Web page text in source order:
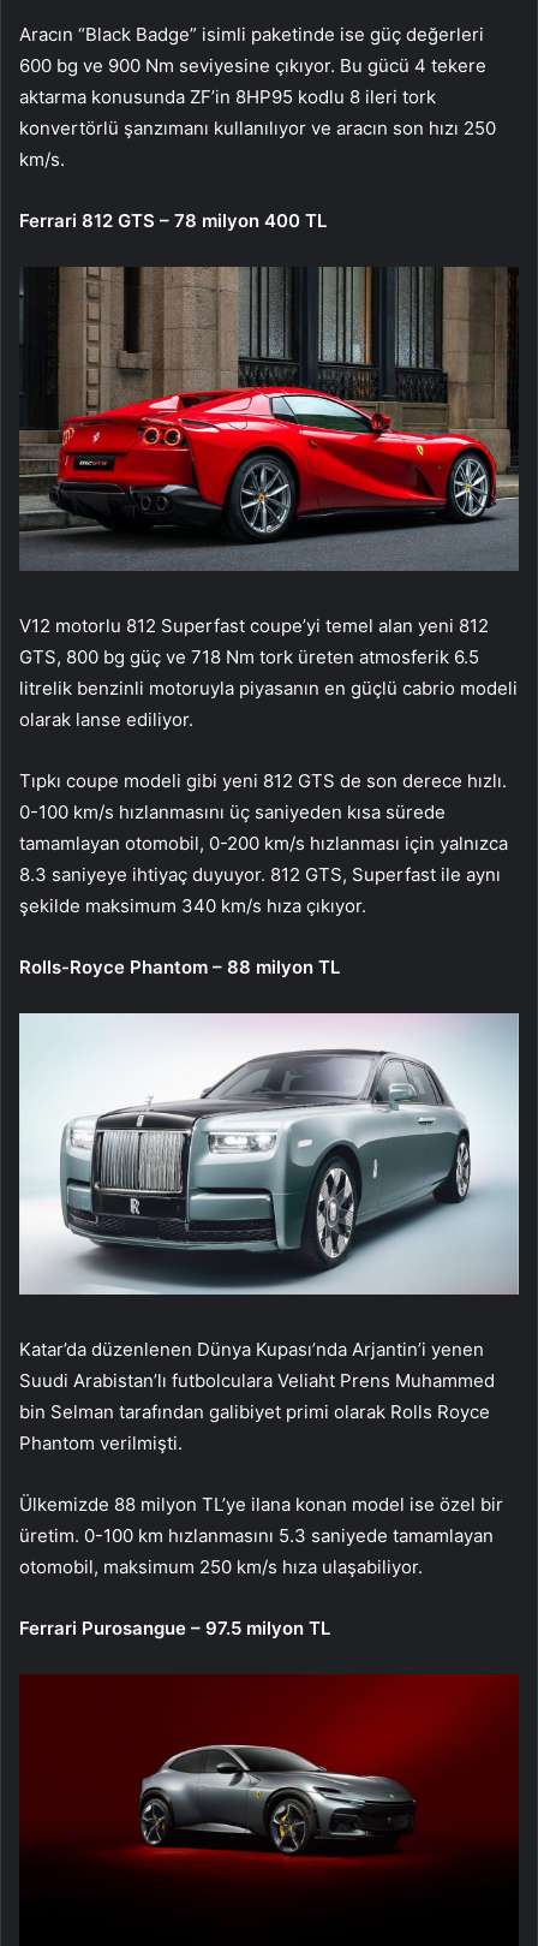
Aracın “Black Badge” isimli paketinde ise güç değerleri
600 bg ve 900 Nm seviyesine çıkıyor. Bu gücü 4 tekere
aktarma konusunda ZF’in 8HP95 kodlu 8 ileri tork
konvertörlü şanzımanı kullanılıyor ve aracın son hızı 250
km/s.
Ferrari 812 GTS – 78 milyon 400 TL
V12 motorlu 812 Superfast coupe’yi temel alan yeni 812
GTS, 800 bg güç ve 718 Nm tork üreten atmosferik 6.5
litrelik benzinli motoruyla piyasanın en güçlü cabrio modeli
olarak lanse ediliyor.
Tıpkı coupe modeli gibi yeni 812 GTS de son derece hızlı.
0-100 km/s hızlanmasını üç saniyeden kısa sürede
tamamlayan otomobil, 0-200 km/s hızlanması için yalnızca
8.3 saniyeye ihtiyaç duyuyor. 812 GTS, Superfast ile aynı
şekilde maksimum 340 km/s hıza çıkıyor.
Rolls-Royce Phantom – 88 milyon TL
Katar’da düzenlenen Dünya Kupası’nda Arjantin’i yenen
Suudi Arabistan’lı futbolculara Veliaht Prens Muhammed
bin Selman tarafından galibiyet primi olarak Rolls Royce
Phantom verilmişti.
Ülkemizde 88 milyon TL’ye ilana konan model ise özel bir
üretim. 0-100 km hızlanmasını 5.3 saniyede tamamlayan
otomobil, maksimum 250 km/s hıza ulaşabiliyor.
Ferrari Purosangue – 97.5 milyon TL